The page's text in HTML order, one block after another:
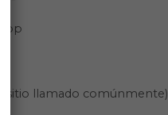
(sitio llamado comúnmente)